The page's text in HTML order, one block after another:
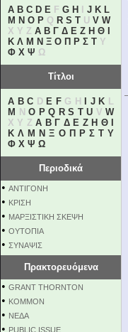
A B C D E F G H J K L
M N O P Q R S T U V W
X Y Z Α Β Γ Δ Ε Ζ Η Θ
Κ Λ Μ Ν Ξ Ο Π Ρ Σ Τ Υ
Φ Χ Ψ Ω
Τίτλοι
A B C D E FG H J K L
M
N O P Q R S T U V W
X Y ZΑ Β Γ Δ Ε Ζ Η Θ
Κ Λ Μ Ν Ξ Ο Π Ρ Σ Τ Υ
Φ Χ Ψ Ω
Περιοδικά
• ΑΝΤΙΓΟΝΗ
• ΚΡΙΣΗ
• ΜΑΡΞΙΣΤΙΚΗ ΣΚΕΨΗ
• ΟΥΤΟΠΙΑ
• ΣΥΝΑΨΙΣ
Πρακτορευόμενα
• GRANT THORNTON
• KOMMON
• NEΔΑ
• PUBLIC ISSUE